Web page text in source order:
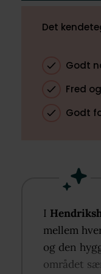
Det
Godt
Fred
Godt
I
mellem
og den
området